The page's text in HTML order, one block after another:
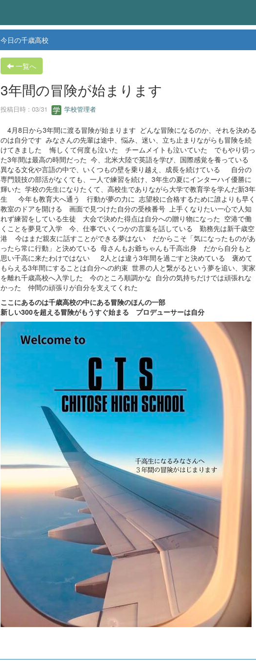
今日の千歳高校
一覧へ
3年間の冒険が始まります
投稿日時 : 03/31 学校管理者
4月8日から3年間に渡る冒険が始まります どんな冒険になるのか、それを決める
のは自分です みなさんの先輩は途中、悩み、迷い、立ち止まりながらも冒険を続
けてきました 悔しくて何度も泣いた チームメイトも泣いていた でもやり切っ
た3年間は最高の時間だった 今、北米大陸で英語を学び、国際感覚を養っている
異なる文化や言語の中で、いくつもの壁を乗り越え、成長を続けている 自分の
専門競技の部活がなくても、一人で練習を続け、3年生の夏にインターハイ優勝に
輝いた 学校の先生になりたくて、高校生でありながら大学で教育学を学んだ新3年
生 今年も教育大へ通う 行動が夢の力に 志望校に合格するために誰よりも早く
教室のドアを開ける 画面で見つけた自分の受検番号 上手くなりたい一心で人知
れず練習をしている生徒 大会で決めた得点は自分への贈り物になった 空港で働
くことを夢見て入学 今、仕事でいくつかの言葉を話している 勤務先は新千歳空
港 今はまだ親友に話すことができる夢はない だからこそ「気になったものがあ
ったら常に行動」と決めている 母さんもお爺ちゃんも千高出身 だから自分もと
思い千高に来たわけではない 2人とは違う3年間を過ごすと決めている 褒めて
もらえる3年間にすることは自分への約束 世界の人と繋がるという夢を追い、実家
を離れ千歳高校へ入学した 今のところ順調かな 自分の気持ちだけでは頑張れな
かった 仲間の頑張りが自分を支えてくれた
ここにあるのは千歳高校の中にある冒険のほんの一部
新しい300を超える冒険がもうすぐ始まる プロデューサーは自分